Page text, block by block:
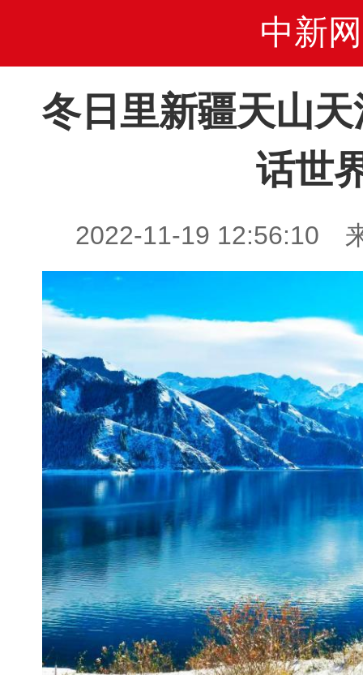
中新网
冬日里新疆天山
话世
2022-11-19 12:56:10